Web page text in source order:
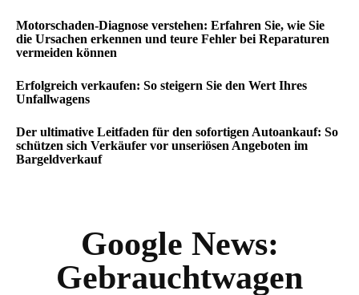
Motorschaden-Diagnose verstehen: Erfahren Sie, wie Sie
die Ursachen erkennen und teure Fehler bei Reparaturen
vermeiden können
Erfolgreich verkaufen: So steigern Sie den Wert Ihres
Unfallwagens
Der ultimative Leitfaden für den sofortigen Autoankauf: So
schützen sich Verkäufer vor unseriösen Angeboten im
Bargeldverkauf
Google News:
Gebrauchtwagen